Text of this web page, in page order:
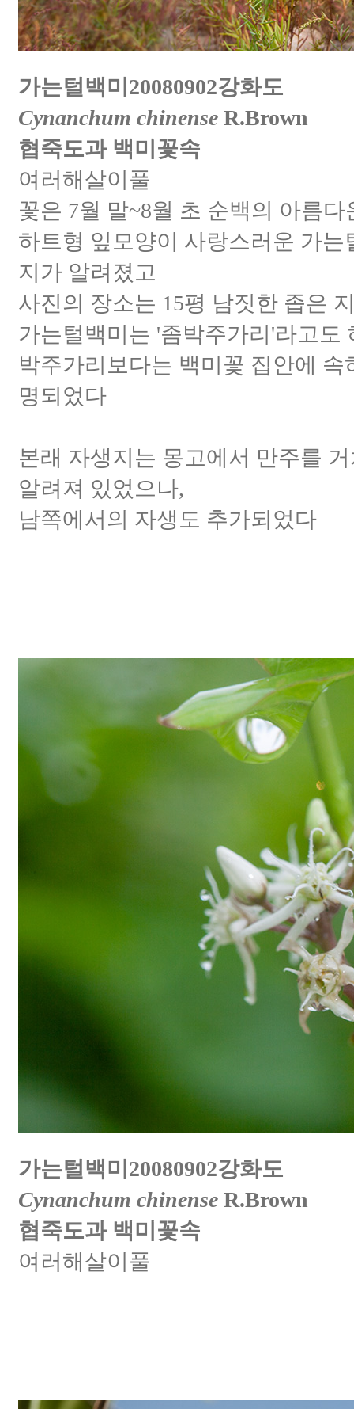
가는털백미20080902강화도
Cynanchum chinense R.Brown
협죽도과 백미꽃속
여러해살이풀
꽃은 7월 말~8월 초 순백의 아름다
하트형 잎모양이 사랑스러운 가
지가 알려졌고
사진의 장소는 15평 남짓한 좁은
가는털백미는 '좀박주가리'라고도
박주가리보다는 백미꽃 집안에
명되었다
본래 자생지는 몽고에서 만주를
알려져 있었으나,
남쪽에서의 자생도 추가되었다
가는털백미20080902강화도
Cynanchum chinense R.Brown
협죽도과 백미꽃속
여러해살이풀